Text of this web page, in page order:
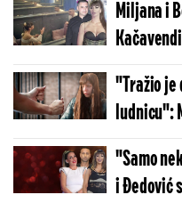
Miljana i
(VIDEO)
"Tražio je
ludnicu":
suđenja
"Samo
i Đedović